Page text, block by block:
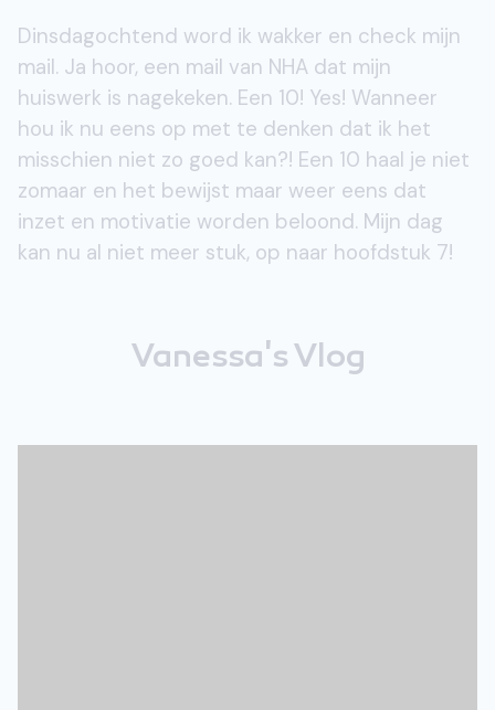
Dinsdagochtend word ik wakker en check mijn
mail. Ja hoor, een mail van NHA dat mijn
huiswerk is nagekeken. Een 10! Yes! Wanneer
hou ik nu eens op met te denken dat ik het
misschien niet zo goed kan?! Een 10 haal je niet
zomaar en het bewijst maar weer eens dat
inzet en motivatie worden beloond. Mijn dag
kan nu al niet meer stuk, op naar hoofdstuk 7!
Vanessa's Vlog